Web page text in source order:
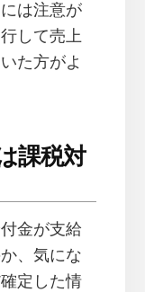
は注意が
して売上
た方がよ
課税対
金が支給
、気にな
定した情